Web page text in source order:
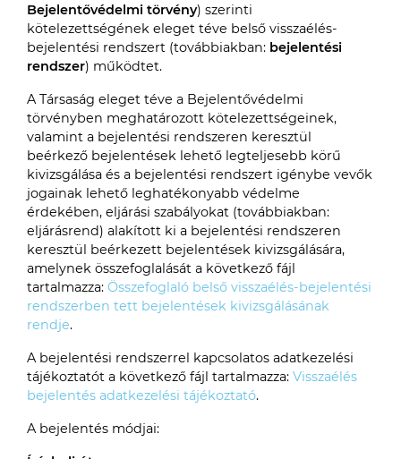
Bejelentővédelmi törvény) szerinti
kötelezettségének eleget téve belső visszaélés-
bejelentési rendszert (továbbiakban: bejelentési
rendszer) működtet.
A Társaság eleget téve a Bejelentővédelmi
törvényben meghatározott kötelezettségeinek,
valamint a bejelentési rendszeren keresztül
beérkező bejelentések lehető legteljesebb körű
kivizsgálása és a bejelentési rendszert igénybe vevők
jogainak lehető leghatékonyabb védelme
érdekében, eljárási szabályokat (továbbiakban:
eljárásrend) alakított ki a bejelentési rendszeren
keresztül beérkezett bejelentések kivizsgálására,
amelynek összefoglalását a következő fájl
tartalmazza: Összefoglaló belső visszaélés-bejelentési
rendszerben tett bejelentések kivizsgálásának
rendje.
A bejelentési rendszerrel kapcsolatos adatkezelési
tájékoztatót a következő fájl tartalmazza: Visszaélés
bejelentés adatkezelési tájékoztató.
A bejelentés módjai: